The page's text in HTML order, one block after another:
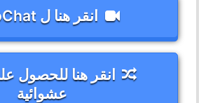
انقر هنا ل VideoChat
انقر هنا للحصول
عشوائية